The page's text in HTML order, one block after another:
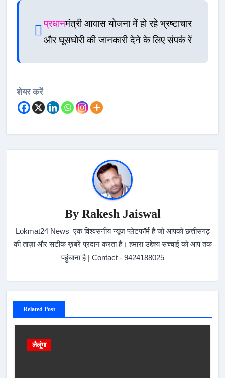
प्रधानमंत्री आवास योजना में हो रहे भ्रष्टाचार
और घूसघोरी की जानकारी देने के लिए संपर्क रें
शेयर करें
By Rakesh Jaiswal
Lokmat24 News एक विश्वसनीय न्यूज़ प्लेटफॉर्म है जो आपको छत्तीसगढ़
की ताज़ा और सटीक ख़बरें प्रदान करता है। हमारा उद्देश्य सच्चाई को आप तक
पहुंचाना है | Contact - 9424188025
Related Post
लैलूंगा